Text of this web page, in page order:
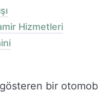
Hizmetleri
bir